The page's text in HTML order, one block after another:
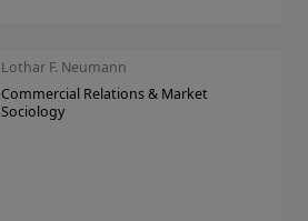
Lothar F. Neumann
Commercial Relations & Market
Sociology